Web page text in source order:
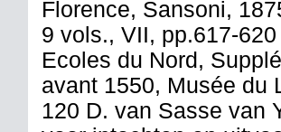
Florence, Sansoni,
9 vols., VII, pp.617-
Ecoles du Nord,
avant 1550, Musée du
120 D. van Sasse van